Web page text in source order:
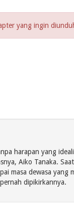
yang ingin
harapan yang
Aiko Tanaka.
masa dewasa
dipikirkannya.